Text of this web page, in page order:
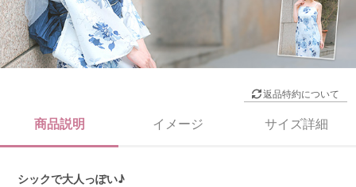
返品特約について
商品説明 イメージ サイズ詳細
シックで大人っぽい♪